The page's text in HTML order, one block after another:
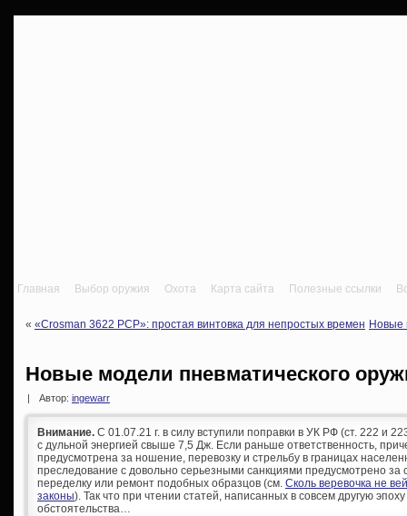
Главная Выбор оружия Охота Карта сайта Полезные ссылки
« «Crosman 3622 PCP»: простая винтовка для непростых времен Новые
Новые модели пневматического
| Автор: ingewarr
Внимание. С 01.07.21 г. в силу вступили поправки в УК РФ (ст. 222 и
с дульной энергией свыше 7,5 Дж. Если раньше ответственность,
предусмотрена за ношение, перевозку и стрельбу в границах
преследование с довольно серьезными санкциями предусмотрено за
переделку или ремонт подобных образцов (см. Сколь веревочка не
законы). Так что при чтении статей, написанных в совсем другую
обстоятельства…